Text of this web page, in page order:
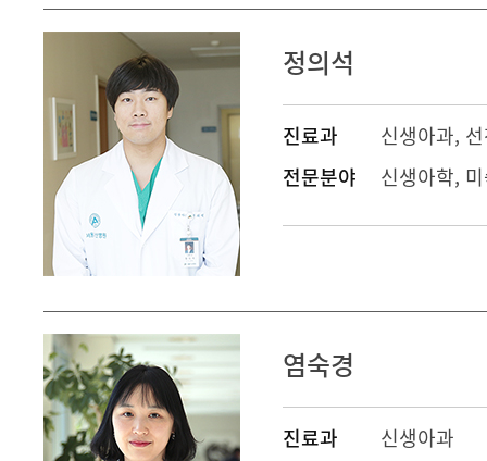
정의석
진료과 신생아과,
전문분야
신생아학,
염숙경
진료과
신생아과